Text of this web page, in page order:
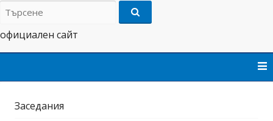
Търсене
официален сайт
Заседания